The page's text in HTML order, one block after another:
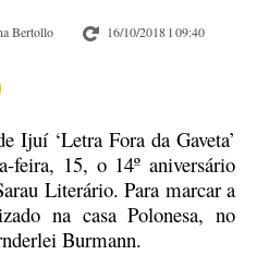
Bertollo 16/10/2018 l 09:40
Ijuí ‘Letra Fora da Gaveta’
feira, 15, o 14º aniversário
Literário. Para marcar a
na casa Polonesa, no
Burmann.